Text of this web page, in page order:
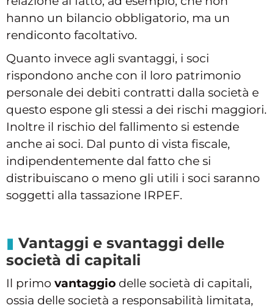
hanno un bilancio obbligatorio, ma un
rendiconto facoltativo.
Quanto invece agli svantaggi, i soci
rispondono anche con il loro patrimonio
personale dei debiti contratti dalla società e
questo espone gli stessi a dei rischi maggiori.
Inoltre il rischio del fallimento si estende
anche ai soci. Dal punto di vista fiscale,
indipendentemente dal fatto che si
distribuiscano o meno gli utili i soci saranno
soggetti alla tassazione IRPEF.
Vantaggi e svantaggi delle
società di capitali
Il primo vantaggio delle società di capitali,
ossia delle società a responsabilità limitata,